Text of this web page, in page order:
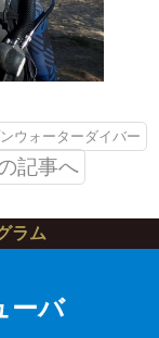
ウォーターダイバー
記事へ
ラム
ーバ